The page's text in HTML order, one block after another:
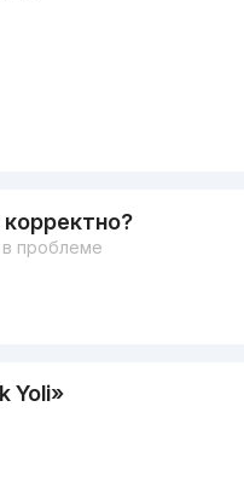
проблеме
Yoli»